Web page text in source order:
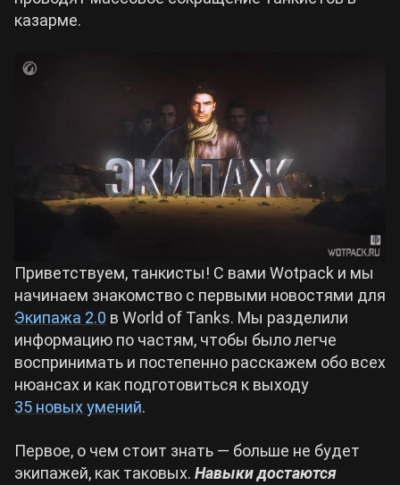
Zenless Zone Zero
Kingdom Come: Deliverance 2
Path of Exile 2
Wuthering Waves
Roblox
Hogwarts Legacy
Билды Wuthering Waves
Билды Cyberpunk 2077
Билды Path of Exile 2
казарме.
Приветствуем, танкисты! С вами Wotpack и мы
начинаем знакомство с первыми новостями для
Экипажа 2.0 в World of Tanks. Мы разделили
информацию по частям, чтобы было легче
воспринимать и постепенно расскажем обо всех
нюансах и как подготовиться к выходу
35 новых умений.
Первое, о чем стоит знать — больше не будет
экипажей, как таковых. Навыки достаются